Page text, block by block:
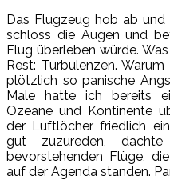
Das Flugzeug hob ab
schloss die Augen und
Flug überleben würde.
Rest: Turbulenzen.
plötzlich so panische
Male hatte ich bereits
Ozeane und Kontinente
der Luftlöcher friedlich
gut zuzureden,
bevorstehenden Flüge,
auf der Agenda standen.